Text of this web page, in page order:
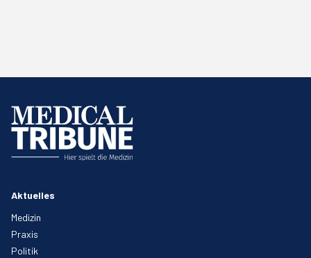
Aktuelles
Medizin
Praxis
Politik